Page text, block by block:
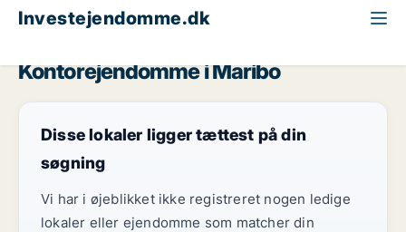
Investejendomme.dk
Kontorejendomme i Maribo
Disse lokaler ligger tættest på din
søgning
Vi har i øjeblikket ikke registreret nogen ledige
lokaler eller ejendomme som matcher din